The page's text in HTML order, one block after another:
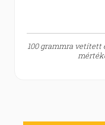
100 grammra vetített